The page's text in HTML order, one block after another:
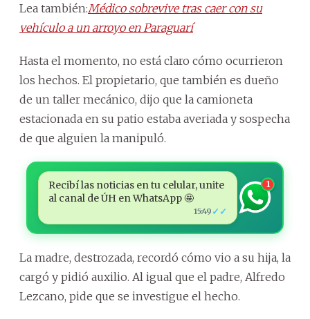
Lea también:Médico sobrevive tras caer con su
vehículo a un arroyo en Paraguarí
Hasta el momento, no está claro cómo ocurrieron
los hechos. El propietario, que también es dueño
de un taller mecánico, dijo que la camioneta
estacionada en su patio estaba averiada y sospecha
de que alguien la manipuló.
Recibí las noticias en tu celular, unite
al canal de ÚH en WhatsApp 🤩
15:49 ✓✓
1
La madre, destrozada, recordó cómo vio a su hija, la
cargó y pidió auxilio. Al igual que el padre, Alfredo
Lezcano, pide que se investigue el hecho.